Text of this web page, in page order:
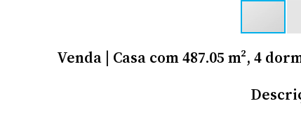
Venda | Casa com 487.05 m², 4